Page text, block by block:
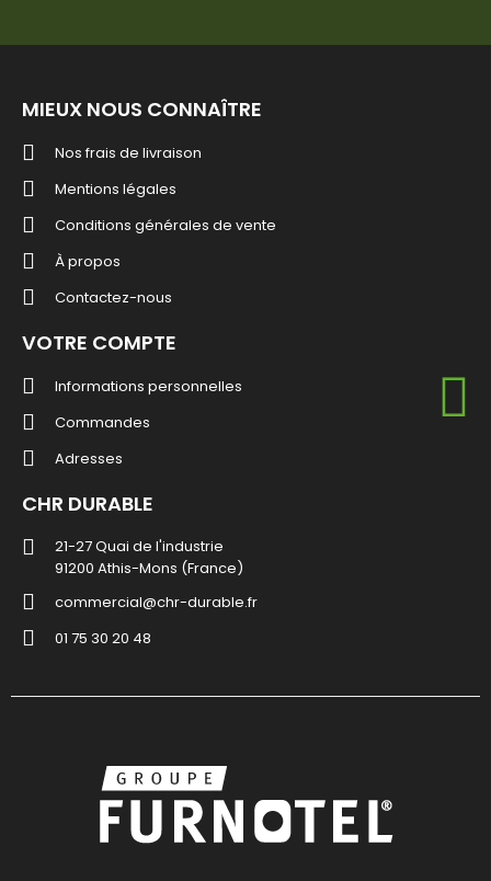
MIEUX NOUS CONNAÎTRE
Nos frais de livraison
Mentions légales
Conditions générales de vente
À propos
Contactez-nous
VOTRE COMPTE
Informations personnelles
Commandes
Adresses
CHR DURABLE
21-27 Quai de l'industrie
91200 Athis-Mons (France)
commercial@chr-durable.fr
01 75 30 20 48